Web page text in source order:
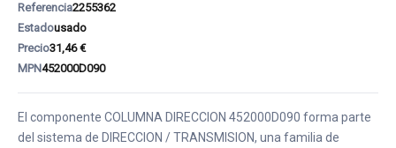
Referencia2255362
Estadousado
Precio31,46 €
MPN452000D090
El componente COLUMNA DIRECCION 452000D090 forma parte
del sistema de DIRECCION / TRANSMISION, una familia de